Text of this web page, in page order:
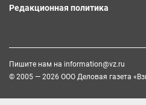
Редакционная политика
Пишите нам на information@vz.ru
© 2005 — 2026 ООО Деловая газета